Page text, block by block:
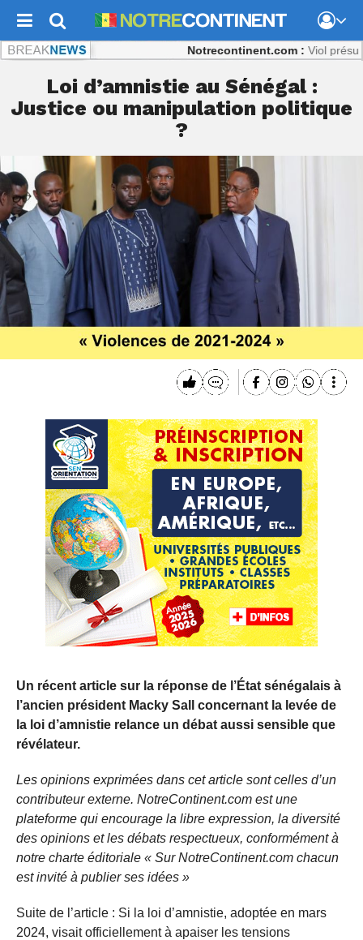
Notrecontinent.com : Viol présumé :
Loi d’amnistie au Sénégal :
Justice ou manipulation politique
?
Un récent article sur la réponse de l’État sénégalais à
l’ancien président Macky Sall concernant la levée de
la loi d’amnistie relance un débat aussi sensible que
révélateur.
Les opinions exprimées dans cet article sont celles d’un
contributeur externe. NotreContinent.com est une
plateforme qui encourage la libre expression, la diversité
des opinions et les débats respectueux, conformément à
notre charte éditoriale « Sur NotreContinent.com chacun
est invité à publier ses idées »
Suite de l’article : Si la loi d’amnistie, adoptée en mars
2024, visait officiellement à apaiser les tensions